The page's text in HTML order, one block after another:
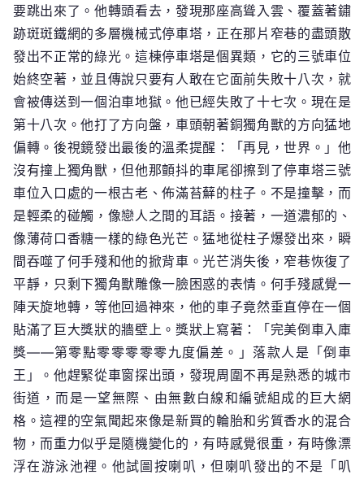
要跳出來了。他轉頭看去，發現那座高聳入雲、覆蓋著鏽
跡斑斑鐵網的多層機械式停車塔，正在那片窄巷的盡頭散
發出不正常的綠光。這棟停車塔是個異類，它的三號車位
始終空著，並且傳說只要有人敢在它面前失敗十八次，就
會被傳送到一個泊車地獄。他已經失敗了十七次。現在是
第十八次。他打了方向盤，車頭朝著銅獨角獸的方向猛地
偏轉。後視鏡發出最後的溫柔提醒：「再見，世界。」他
沒有撞上獨角獸，但他那顫抖的車尾卻擦到了停車塔三號
車位入口處的一根古老、佈滿苔蘚的柱子。不是撞擊，而
是輕柔的碰觸，像戀人之間的耳語。接著，一道濃郁的、
像薄荷口香糖一樣的綠色光芒。猛地從柱子爆發出來，瞬
間吞噬了何手殘和他的掀背車。光芒消失後，窄巷恢復了
平靜，只剩下獨角獸雕像一臉困惑的表情。何手殘感覺一
陣天旋地轉，等他回過神來，他的車子竟然垂直停在一個
貼滿了巨大獎狀的牆壁上。獎狀上寫著：「完美倒車入庫
獎——第零點零零零零零九度偏差。」落款人是「倒車
王」。他趕緊從車窗探出頭，發現周圍不再是熟悉的城市
街道，而是一望無際、由無數白線和編號組成的巨大網
格。這裡的空氣聞起來像是新買的輪胎和劣質香水的混合
物，而重力似乎是隨機變化的，有時感覺很重，有時像漂
浮在游泳池裡。他試圖按喇叭，但喇叭發出的不是「叭